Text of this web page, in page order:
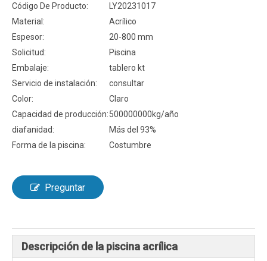
Código De Producto:
LY20231017
Material:
Acrílico
Espesor:
20-800 mm
Solicitud:
Piscina
Embalaje:
tablero kt
Servicio de instalación:
consultar
Color:
Claro
Capacidad de producción:500000000kg/año
diafanidad:
Más del 93%
Forma de la piscina:
Costumbre
Preguntar
Descripción de la piscina acrílica